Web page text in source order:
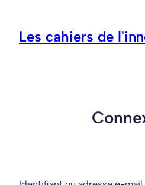
contenu
Les cahiers de